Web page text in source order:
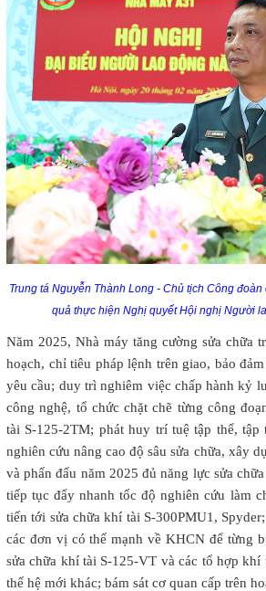
Trung tá Nguyễn Thành Long - Chủ tịch Công
quả thực hiện Nghị quyết Hội nghị Người
Năm 2025, Nhà máy tăng cường sửa chữa
hoạch, chỉ tiêu pháp lệnh trên giao, bảo
yêu cầu; duy trì nghiêm việc chấp hành kỷ
công nghệ, tổ chức chặt chẽ từng công
tài S-125-2TM; phát huy trí tuệ tập thể, tập
nghiên cứu nâng cao độ sâu sửa chữa, xây
và phấn đấu năm 2025 đủ năng lực sửa
tiếp tục đẩy nhanh tốc độ nghiên cứu làm
tiến tới sửa chữa khí tài S-300PMU1,
các đơn vị có thế mạnh về KHCN để từng
sửa chữa khí tài S-125-VT và các tổ hợp khí
thế hệ mới khác; bám sát cơ quan cấp trên